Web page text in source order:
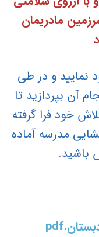
مادریمان
نمایید و در طی
آن بپردازید تا
خود فرا گرفته
مدرسه آماده
باشید.